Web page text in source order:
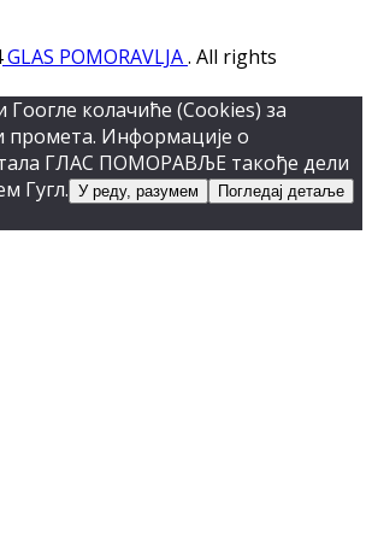
GLAS POMORAVLJA. All rights
Гоогле колачиће (Cookies) за
промета. Информације о
ГЛАС ПОМОРАВЉЕ такође дели
Гугл.
У реду, разумем Погледај детаље